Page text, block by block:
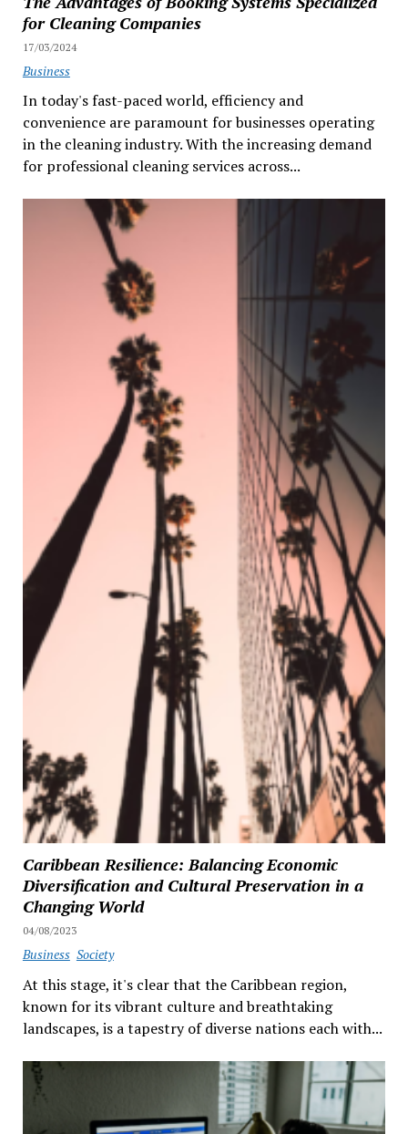
for Cleaning Companies
17/03/2024
Business
In today's fast-paced world, efficiency and
convenience are paramount for businesses operating
in the cleaning industry. With the increasing demand
for professional cleaning services across...
Caribbean Resilience: Balancing Economic
Diversification and Cultural Preservation in a
Changing World
04/08/2023
Business Society
At this stage, it's clear that the Caribbean region,
known for its vibrant culture and breathtaking
landscapes, is a tapestry of diverse nations each with...